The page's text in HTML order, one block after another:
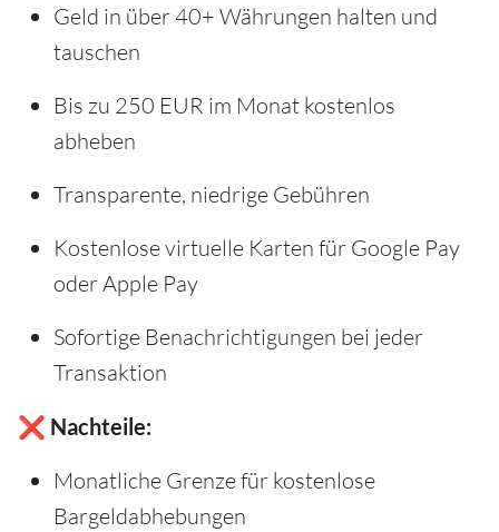
Geld in über 40+ Währungen halten und
tauschen
Bis zu 250 EUR im Monat kostenlos
abheben
Transparente, niedrige Gebühren
Kostenlose virtuelle Karten für Google Pay
oder Apple Pay
Sofortige Benachrichtigungen bei jeder
Transaktion
❌ Nachteile:
Monatliche Grenze für kostenlose
Bargeldabhebungen